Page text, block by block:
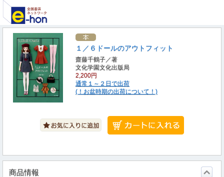
１／６ドールのアウトフィット
齋藤千鶴子／著
文化学園文化出版局
2,200円
通常１～２日で出荷
(！お盆時期の出荷について！)
商品情報